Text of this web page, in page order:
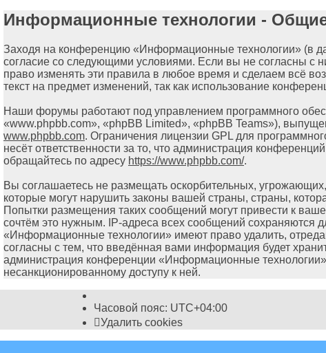
Информационные технологии -
Заходя на конференцию «Информационные технологии» (в
согласие со следующими условиями. Если вы не согласны с
право изменять эти правила в любое время и сделаем всё
текст на предмет изменений, так как использование
Наши форумы работают под управлением программного
«www.phpbb.com», «phpBB Limited», «phpBB Teams»),
www.phpbb.com. Ограничения лицензии GPL для
несёт ответственности за то, что администрация
обращайтесь по адресу https://www.phpbb.com/.
Вы соглашаетесь не размещать оскорбительных,
которые могут нарушить законы вашей страны, страны,
Попытки размещения таких сообщений могут привести к
сочтём это нужным. IP-адреса всех сообщений сохраняются
«Информационные технологии» имеют право удалить,
согласны с тем, что введённая вами информация будет
администрация конференции «Информационные
несанкционированному доступу к ней.
Часовой пояс: UTC+04:00
Удалить cookies